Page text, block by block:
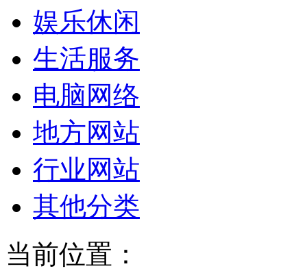
娱乐休闲
生活服务
电脑网络
地方网站
行业网站
其他分类
当前位置：